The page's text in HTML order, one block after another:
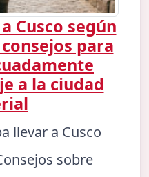
Cusco según
para
a la ciudad
llevar a Cusco
sobre